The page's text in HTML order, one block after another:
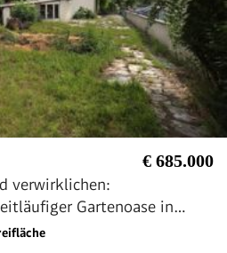
€ 685.000
verwirklichen:
Gartenoase in